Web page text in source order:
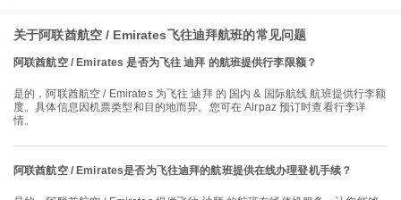
关于阿联酋航空 / Emirates飞往迪拜航班的常见问题
阿联酋航空 / Emirates 是否为飞往 迪拜 的航班提供行李限额？
是的，阿联酋航空 / Emirates 为飞往 迪拜 的 国内 & 国际航线 航班提供行李额
度。具体信息因机票类型和目的地而异。您可在 Airpaz 预订时查看行李详
情。
阿联酋航空 / Emirates是否为飞往迪拜的航班提供在线办理登机手续？